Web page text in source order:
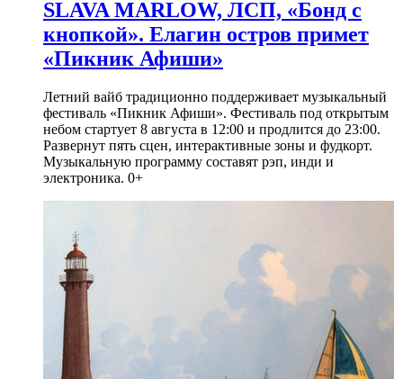
SLAVA MARLOW, ЛСП, «Бонд с
кнопкой». Елагин остров примет
«Пикник Афиши»
Летний вайб традиционно поддерживает музыкальный
фестиваль «Пикник Афиши». Фестиваль под открытым
небом стартует 8 августа в 12:00 и продлится до 23:00.
Развернут пять сцен, интерактивные зоны и фудкорт.
Музыкальную программу составят рэп, инди и
электроника. 0+